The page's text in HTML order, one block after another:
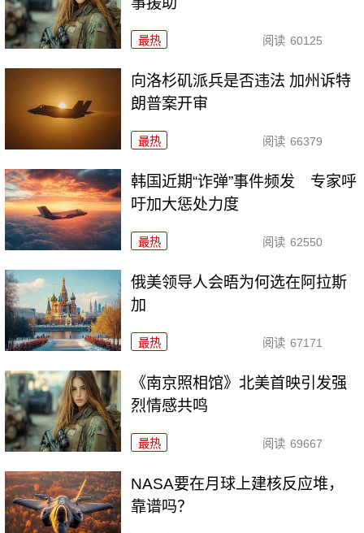
最热 阅读 60125
向洛杉矶派兵是否违法 加州诉特
朗普案开审
最热 阅读 66379
韩国近期“诈弹”事件频发 专家呼
吁加大惩处力度
最热 阅读 62550
俄美领导人会晤为何选在阿拉斯
加
最热 阅读 67171
《南京照相馆》北美首映引发强
烈情感共鸣
最热 阅读 69667
NASA要在月球上建核反应堆，
靠谱吗？